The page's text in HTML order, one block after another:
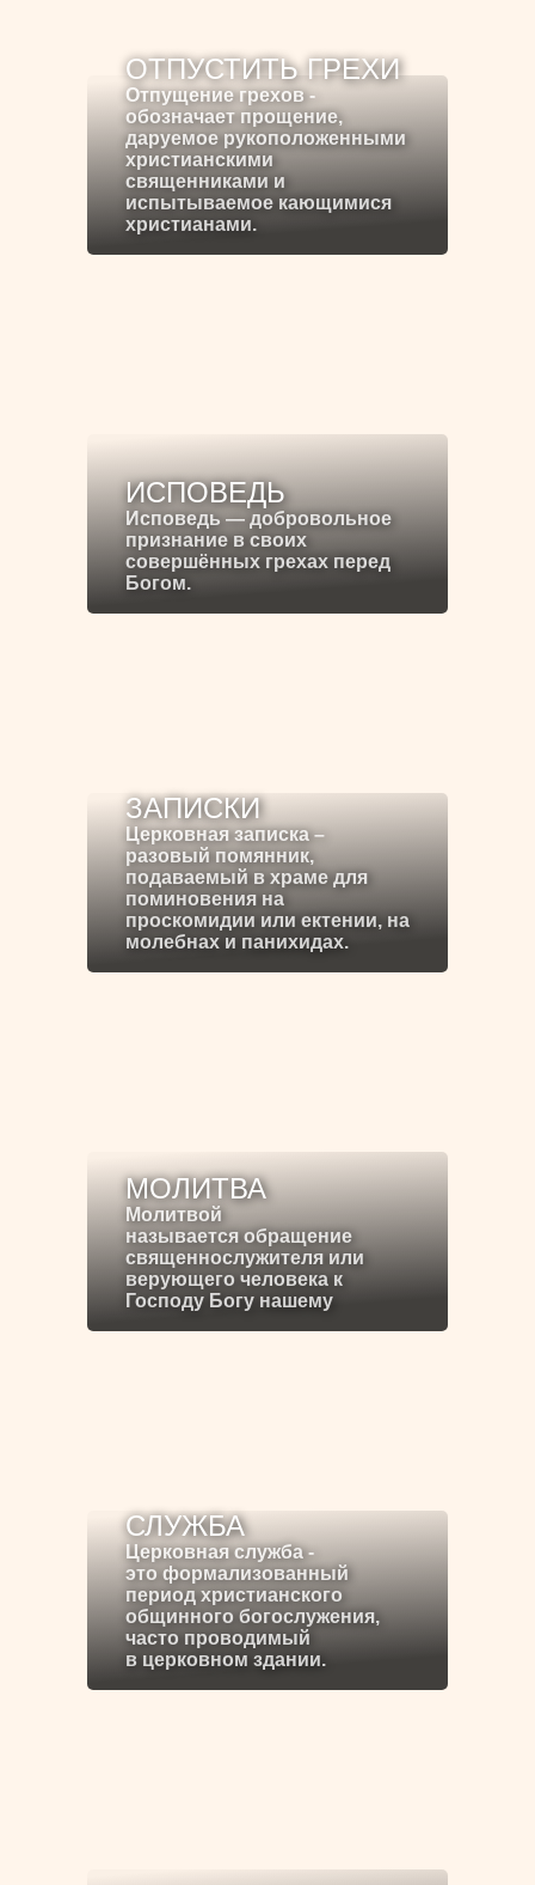
ОТПУСТИТЬ ГРЕХИ
Отпущение грехов -
обозначает прощение,
даруемое рукоположенными
христианскими
священниками и
испытываемое кающимися
христианами.
ИСПОВЕДЬ
Исповедь — добровольное
признание в своих
совершённых грехах перед
Богом.
ЗАПИСКИ
Церковная записка –
разовый помянник,
подаваемый в храме для
поминовения на
проскомидии или ектении, на
молебнах и панихидах.
МОЛИТВА
Молитвой
называется обращение
священнослужителя или
верующего человека к
Господу Богу нашему
СЛУЖБА
Церковная служба -
это формализованный
период христианского
общинного богослужения,
часто проводимый
в церковном здании.